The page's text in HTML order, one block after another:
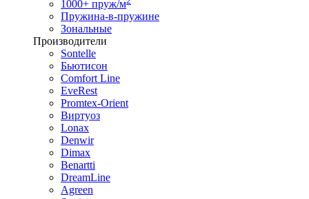
1000+ пруж/м
Пружина-в-пружине
Зональные
Производители
Sontelle
Бьютисон
Comfort Line
EveRest
Promtex-Orient
Виртуоз
Lonax
Denwir
Dimax
Benartti
DreamLine
Agreen